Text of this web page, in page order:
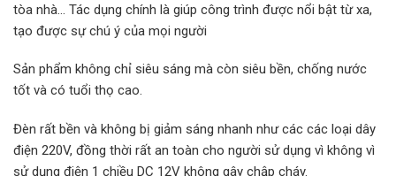
tòa nhà… Tác dụng chính là giúp công trình được nổi bật từ xa,
tạo được sự chú ý của mọi người
Sản phẩm không chỉ siêu sáng mà còn siêu bền, chống nước
tốt và có tuổi thọ cao.
Đèn rất bền và không bị giảm sáng nhanh như các các loại dây
điện 220V, đồng thời rất an toàn cho người sử dụng vì không vì
sử dụng điện 1 chiều DC 12V không gây chập cháy.